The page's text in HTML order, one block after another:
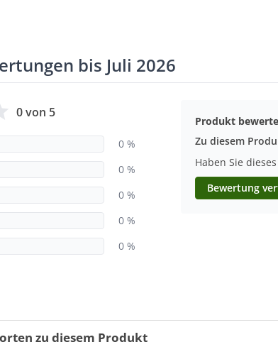
bis Juli 2026
0 von 5
0 %
0 %
0 %
0 %
0 %
Produkt
Zu diesem
Haben Sie
Bewertung
zu diesem Produkt